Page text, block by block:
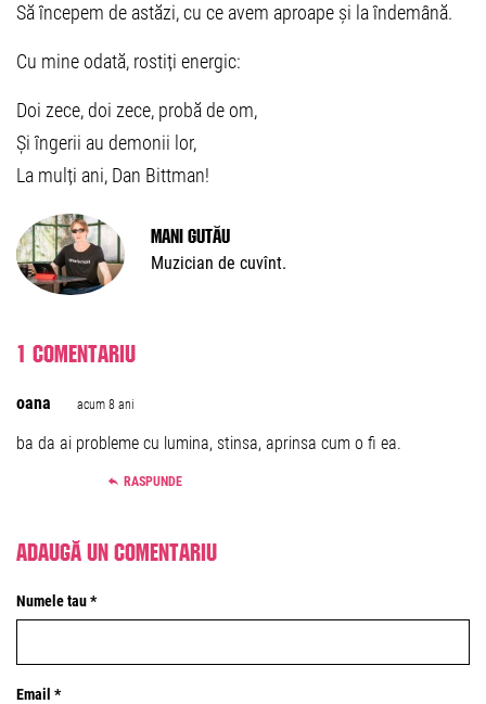
Să începem de astăzi, cu ce avem aproape și la îndemână.
Cu mine odată, rostiți energic:
Doi zece, doi zece, probă de om,
Și îngerii au demonii lor,
La mulți ani, Dan Bittman!
Mani Gutău
Muzician de cuvînt.
1 comentariu
oana acum 8 ani
ba da ai probleme cu lumina, stinsa, aprinsa cum o fi ea.
RASPUNDE
Adaugă un comentariu
Numele tau *
Email *